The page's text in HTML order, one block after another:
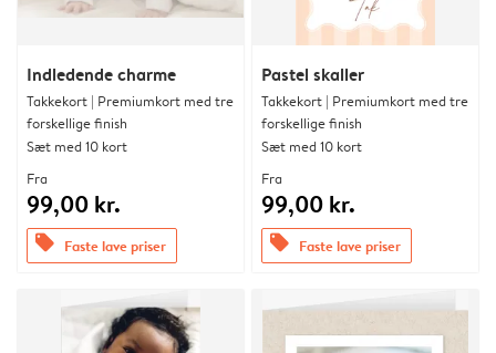
Indledende charme
Takkekort | Premiumkort med tre
forskellige finish
Sæt med 10 kort
Fra
99,00 kr.
offers Faste lave priser
Pastel skaller
Takkekort | Premiumkort med tre
forskellige finish
Sæt med 10 kort
Fra
99,00 kr.
offers Faste lave priser